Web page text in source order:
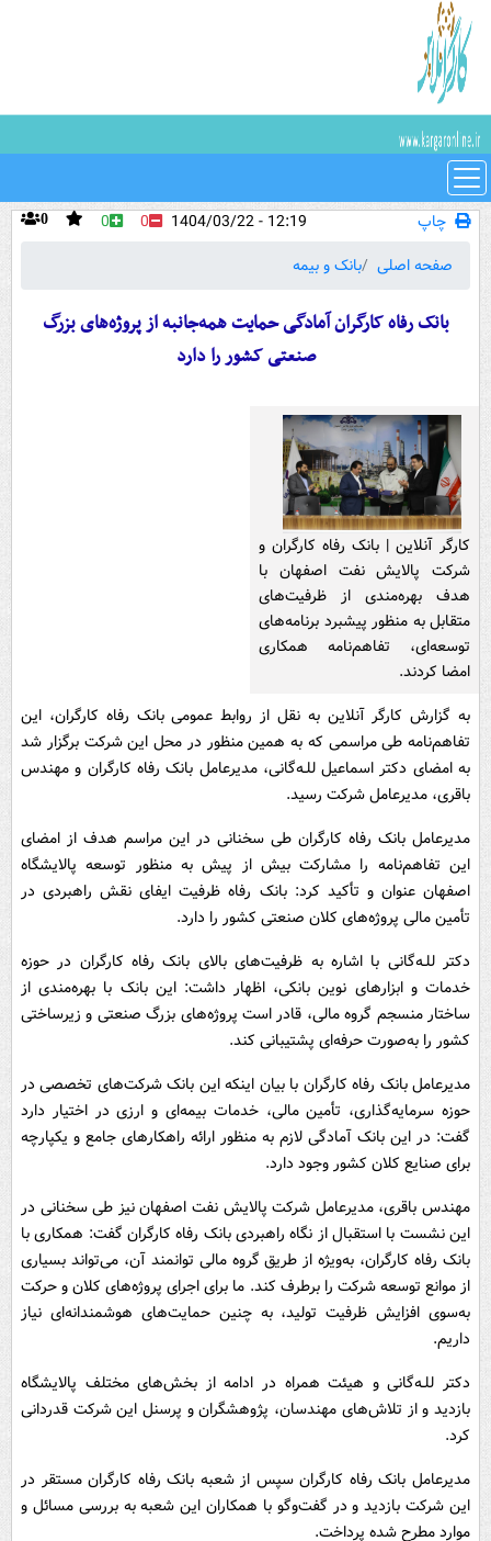
چاپ 0 0 0
12:19 - 1404/03/22
صفحه اصلی
بانک و بیمه
بانک رفاه کارگران آمادگی حمایت همه‌جانبه از پروژه‌های بزرگ
صنعتی کشور را دارد
کارگر آنلاین | بانک رفاه کارگران و
شرکت پالایش نفت اصفهان با
هدف بهره‌مندی از ظرفیت‌های
متقابل به منظور پیشبرد برنامه‌های
توسعه‌ای، تفاهم‌نامه همکاری
امضا کردند.
به گزارش کارگر آنلاین به نقل از روابط عمومی بانک رفاه کارگران، این
تفاهم‌نامه طی مراسمی که به همین منظور در محل این شرکت برگزار شد
به امضای دکتر اسماعیل للـه‌گانی، مدیرعامل بانک رفاه کارگران و مهندس
باقری، مدیرعامل شرکت رسید.
مدیرعامل بانک رفاه کارگران طی سخنانی در این مراسم هدف از امضای
این تفاهم‌نامه را مشارکت بیش از پیش به منظور توسعه پالایشگاه
اصفهان عنوان و تأکید کرد: بانک رفاه ظرفیت ایفای نقش راهبردی در
تأمین مالی پروژه‌های کلان صنعتی کشور را دارد.
دکتر للـه‌گانی با اشاره به ظرفیت‌های بالای بانک رفاه کارگران در حوزه
خدمات و ابزارهای نوین بانکی، اظهار داشت: این بانک با بهره‌مندی از
ساختار منسجم گروه مالی، قادر است پروژه‌های بزرگ صنعتی و زیرساختی
کشور را به‌صورت حرفه‌ای پشتیبانی کند.
مدیرعامل بانک رفاه کارگران با بیان اینکه این بانک شرکت‌های تخصصی در
حوزه سرمایه‌گذاری، تأمین مالی، خدمات بیمه‌ای و ارزی در اختیار دارد
گفت: در این بانک آمادگی لازم به منظور ارائه راهکارهای جامع و یکپارچه
برای صنایع کلان کشور وجود دارد.
مهندس باقری، مدیرعامل شرکت پالایش نفت اصفهان نیز طی سخنانی در
این نشست با استقبال از نگاه راهبردی بانک رفاه کارگران گفت: همکاری با
بانک رفاه کارگران، به‌ویژه از طریق گروه مالی توانمند آن، می‌تواند بسیاری
از موانع توسعه شرکت را برطرف کند. ما برای اجرای پروژه‌های کلان و حرکت
به‌سوی افزایش ظرفیت تولید، به چنین حمایت‌های هوشمندانه‌ای نیاز
داریم.
دکتر للـه‌گانی و هیئت همراه در ادامه از بخش‌های مختلف پالایشگاه
بازدید و از تلاش‌های مهندسان، پژوهشگران و پرسنل این شرکت قدردانی
کرد.
مدیرعامل بانک رفاه کارگران سپس از شعبه بانک رفاه کارگران مستقر در
این شرکت بازدید و در گفت‌وگو با همکاران این شعبه به بررسی مسائل و
موارد مطرح شده پرداخت.